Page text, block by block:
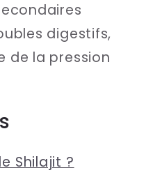
digestifs,
de la pression
Shilajit ?